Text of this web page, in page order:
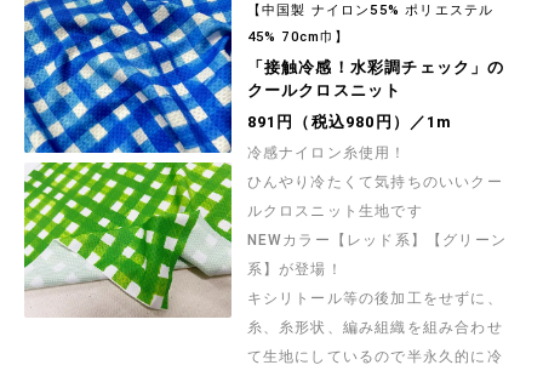
【中国製 ナイロン55% ポリエステル
45% 70cm巾】
「接触冷感！水彩調チェック」の
クールクロスニット
891円（税込980円）／1m
冷感ナイロン糸使用！
ひんやり冷たくて気持ちのいいクー
ルクロスニット生地です
NEWカラー【レッド系】【グリーン
系】が登場！
キシリトール等の後加工をせずに、
糸、糸形状、編み組織を組み合わせ
て生地にしているので半永久的に冷